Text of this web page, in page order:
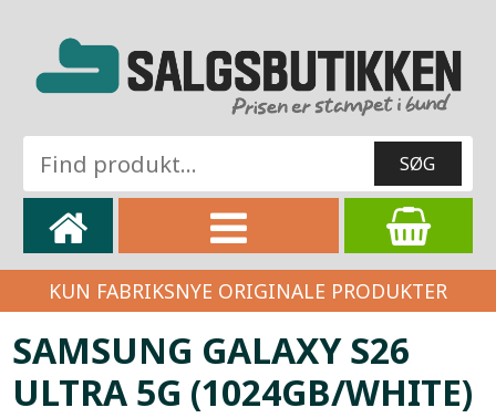
KUN FABRIKSNYE ORIGINALE PRODUKTER
SAMSUNG GALAXY S26
ULTRA 5G (1024GB/WHITE)